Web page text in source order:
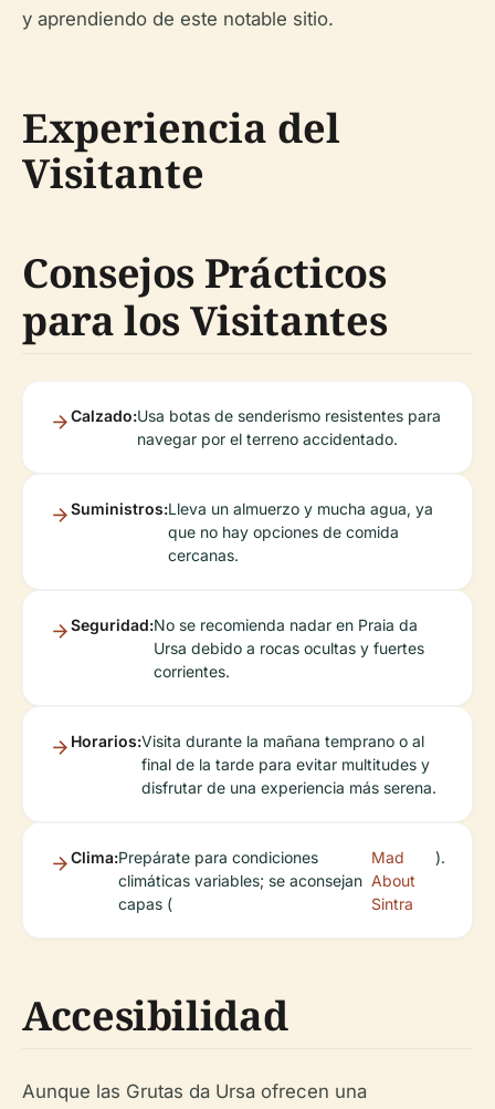
y aprendiendo de este notable sitio.
Experiencia del
Visitante
Consejos Prácticos
para los Visitantes
Calzado:Usa botas de senderismo resistentes para
navegar por el terreno accidentado.
Suministros:Lleva un almuerzo y mucha agua, ya
que no hay opciones de comida
cercanas.
Seguridad:No se recomienda nadar en Praia da
Ursa debido a rocas ocultas y fuertes
corrientes.
Horarios:Visita durante la mañana temprano o al
final de la tarde para evitar multitudes y
disfrutar de una experiencia más serena.
Clima:Prepárate para condiciones
climáticas variables; se aconsejan
capas (
Mad
About
Sintra
).
Accesibilidad
Aunque las Grutas da Ursa ofrecen una